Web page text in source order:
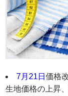
7月21日価格
生地価格の上昇